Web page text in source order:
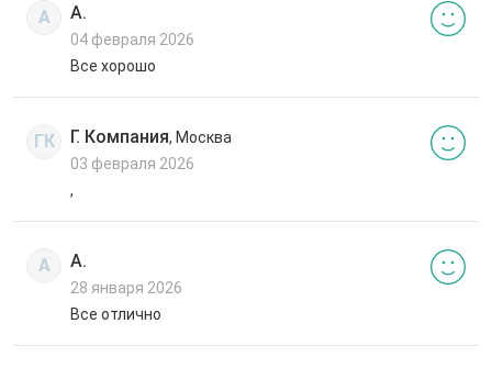
А А.
04 февраля 2026
Все хорошо
ГК Г. Компания, Москва
03 февраля 2026
,
А А.
28 января 2026
Все отлично